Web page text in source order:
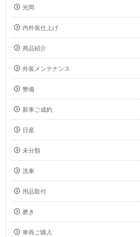
光岡
内外装仕上げ
商品紹介
外装メンテナンス
整備
新車ご成約
日産
未分類
洗車
用品取付
磨き
車両ご購入